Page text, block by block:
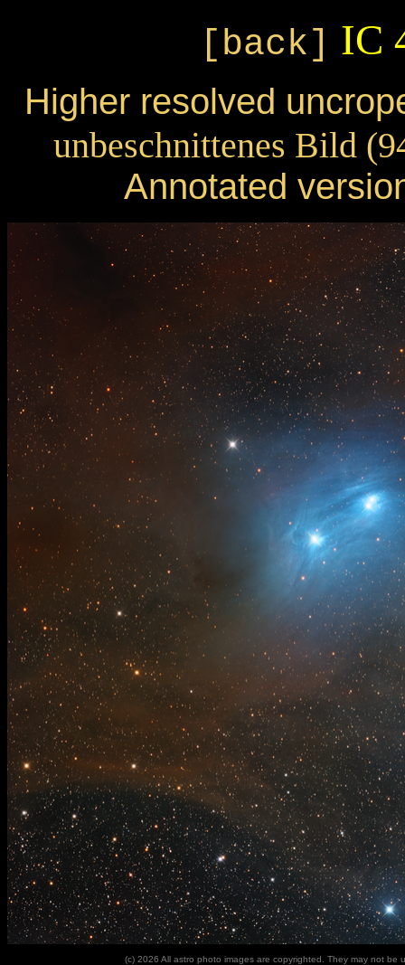
[back] IC
Higher resolved
unbeschnittenes Bild
Annotated
(c) 2026 All astro photo images are copyrighted. They may not